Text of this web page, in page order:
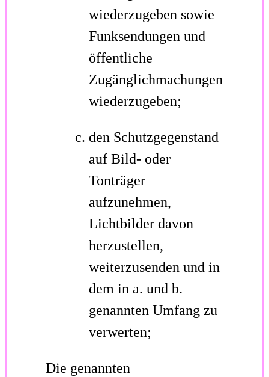
wiederzugeben sowie
Funksendungen und
öffentliche
Zugänglichmachungen
wiederzugeben;
den Schutzgegenstand
auf Bild- oder
Tonträger
aufzunehmen,
Lichtbilder davon
herzustellen,
weiterzusenden und in
dem in a. und b.
genannten Umfang zu
verwerten;
Die genannten